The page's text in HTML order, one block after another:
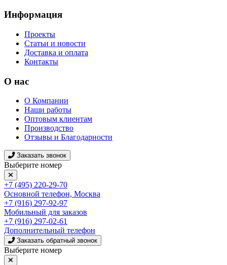
Информация
Проекты
Статьи и новости
Доставка и оплата
Контакты
О нас
О Компании
Наши работы
Оптовым клиентам
Производство
Отзывы и Благодарности
Заказать звонок
Выберите номер
+7 (495) 220-29-70
Основной телефон, Москва
+7 (916) 297-92-97
Мобильный для заказов
+7 (916) 297-02-61
Дополнительный телефон
Заказать обратный звонок
Выберите номер